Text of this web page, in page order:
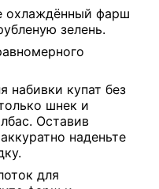
охлаждённый фарш
зелень.
набивки купат без
шнек и
Оставив
наденьте
для